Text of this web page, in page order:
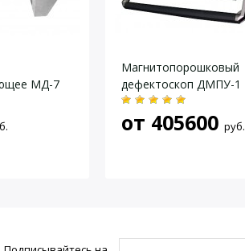
не менее 200Н
х 235 х 745 мм
кг
МД-7
Магнитопорошковый
дефектоскоп ДМПУ-1
от 405600 руб.